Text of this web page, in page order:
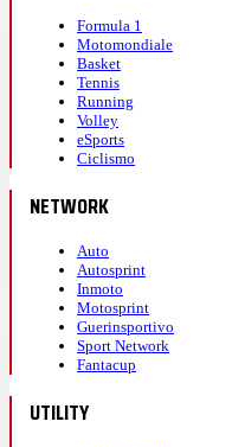
Formula 1
Motomondiale
Basket
Tennis
Running
Volley
eSports
Ciclismo
NETWORK
Auto
Autosprint
Inmoto
Motosprint
Guerinsportivo
Sport Network
Fantacup
UTILITY